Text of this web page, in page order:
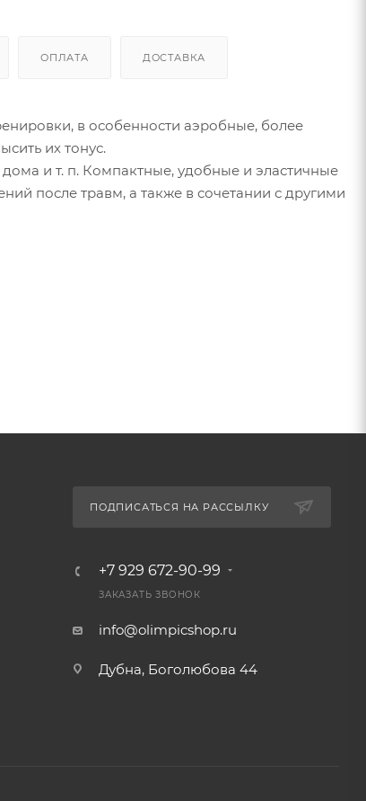
ОПЛАТА ДОСТАВКА
в особенности аэробные, более
их тонус.
и т. п. Компактные, удобные и эластичные
после травм, а также в сочетании с другими
ПОДПИСАТЬСЯ НА РАССЫЛКУ
+7 929 672-90-99
ЗАКАЗАТЬ ЗВОНОК
info@olimpicshop.ru
Дубна, Боголюбова 44